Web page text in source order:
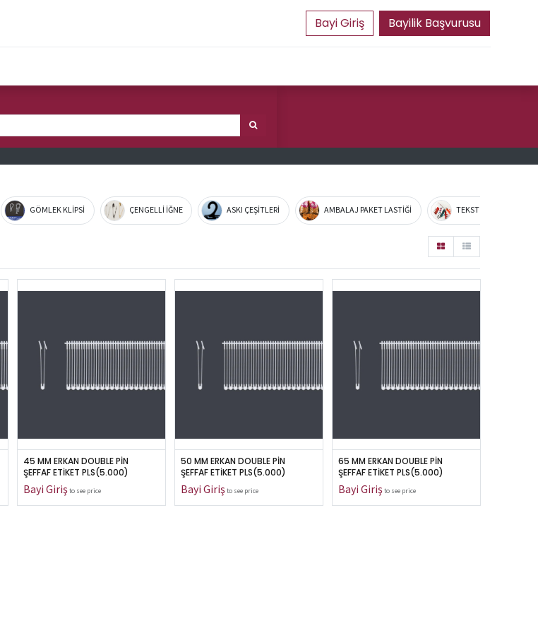
Bayilik Başvurusu
GÖMLEK KLİPSİ ÇENGELLİ İĞNE ASKI ÇEŞİTLERİ AMBALAJ PAKET LASTİĞİ TEKSTİL
45 MM ERKAN DOUBLE PİN
ŞEFFAF ETİKET PLS(5.000)
to see price
50 MM ERKAN DOUBLE PİN
ŞEFFAF ETİKET PLS(5.000)
to see price
65 MM ERKAN DOUBLE PİN
ŞEFFAF ETİKET PLS(5.000)
to see price